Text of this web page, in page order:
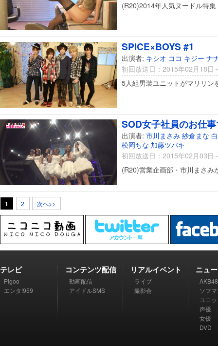
(R20)2014年人気ヌードル特集
SPICE×BOYS #1
出演者: キシオ ココ キジー ナ
初回放送日：2015年02月18日
5人組男装ユニットがマリリン
SOD女子社員のお仕
出演者: 市川まさみ 紗倉まな
松岡ちな 加藤ツバキ
初回放送日：2015年02月03日
(R20)営業企画部・市川まさみ
1 2 次へ>>
テレビ
Pigoo
エンタ!959
コンテンツ配信
動画配信
アイドルSMS
リアルイベント
ライブ
撮影会
ニュ
AKB48
ソフ
ユニ
声優
女優
DVD